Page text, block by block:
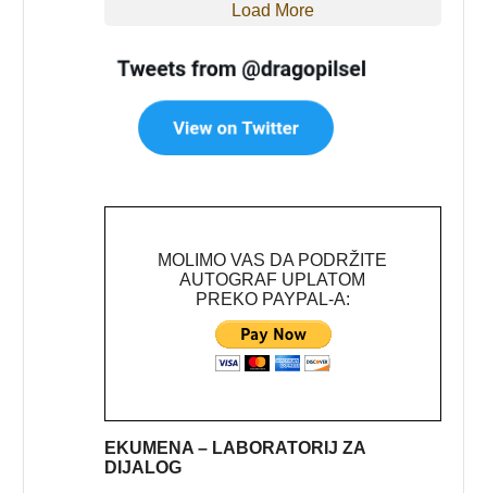
Load More
MOLIMO VAS DA PODRŽITE
AUTOGRAF UPLATOM
PREKO PAYPAL-A:
EKUMENA – LABORATORIJ ZA
DIJALOG